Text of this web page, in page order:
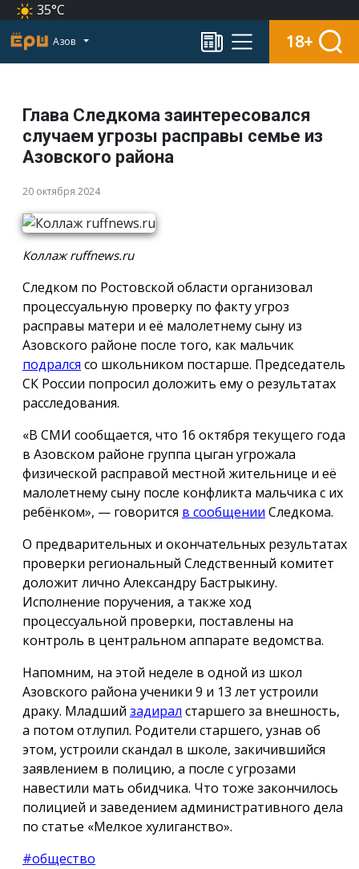
35°C
Азов 18+
Глава Следкома заинтересовался
случаем угрозы расправы семье из
Азовского района
20 октября 2024
Коллаж ruffnews.ru
Следком по Ростовской области организовал
процессуальную проверку по факту угроз
расправы матери и её малолетнему сыну из
Азовского районе после того, как мальчик
подрался со школьником постарше. Председатель
СК России попросил доложить ему о результатах
расследования.
«В СМИ сообщается, что 16 октября текущего года
в Азовском районе группа цыган угрожала
физической расправой местной жительнице и её
малолетнему сыну после конфликта мальчика с их
ребёнком», — говорится в сообщении Следкома.
О предварительных и окончательных результатах
проверки региональный Следственный комитет
доложит лично Александру Бастрыкину.
Исполнение поручения, а также ход
процессуальной проверки, поставлены на
контроль в центральном аппарате ведомства.
Напомним, на этой неделе в одной из школ
Азовского района ученики 9 и 13 лет устроили
драку. Младший задирал старшего за внешность,
а потом отлупил. Родители старшего, узнав об
этом, устроили скандал в школе, закичившийся
заявлением в полицию, а после с угрозами
навестили мать обидчика. Что тоже закончилось
полицией и заведением административного дела
по статье «Мелкое хулиганство».
#общество